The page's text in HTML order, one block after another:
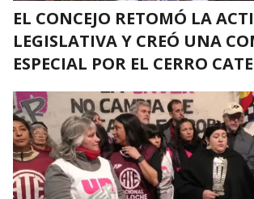
EL CONCEJO RETOMÓ LA
LEGISLATIVA Y CREÓ UNA
ESPECIAL POR EL CERRO